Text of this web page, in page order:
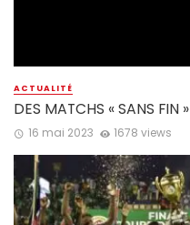
ACTUALITÉ
DES MATCHS « SANS FIN »
16 mai 2023 1678 views